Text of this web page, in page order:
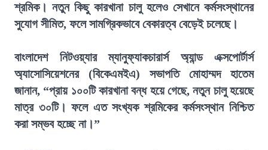
শ্রমিক। নতুন কিছু কারখানা চালু হলেও সেখানে কর্মসংস্থানের
সুযোগ সীমিত, ফলে সামগ্রিকভাবে বেকারত্ব বেড়েই চলেছে।
বাংলাদেশ নিটওয়্যার ম্যানুফ্যাকচারার্স অ্যান্ড এক্সপোর্টার্স
অ্যাসোসিয়েশনের (বিকেএমইএ) সভাপতি মোহাম্মদ হাতেম
জানান, “প্রায় ১০০টি কারখানা বন্ধ হয়ে গেছে, নতুন চালু হয়েছে
মাত্র ৩০টি। ফলে এত সংখ্যক শ্রমিকের কর্মসংস্থান নিশ্চিত
করা সম্ভব হচ্ছে না।”